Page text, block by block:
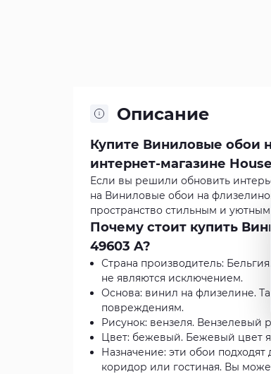
Описание
Купите Виниловые обои
интернет-магазине
Если вы решили обновить
на Виниловые обои на
пространство стильным и уютным.
Почему стоит купить
49603 A?
Страна производитель:
не являются исключением.
Основа: винил на флизелине.
повреждениям.
Рисунок: вензеля. Вензелевый
Цвет: бежевый. Бежевый цвет
Назначение: эти обои
коридор или гостиная. Вы